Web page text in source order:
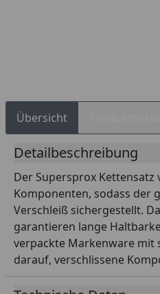
Übersicht
Detailbeschreibung
Der Supersprox
Komponenten, sodass der
Verschleiß sichergestellt.
garantieren lange
verpackte Markenware mit
darauf, verschlissene